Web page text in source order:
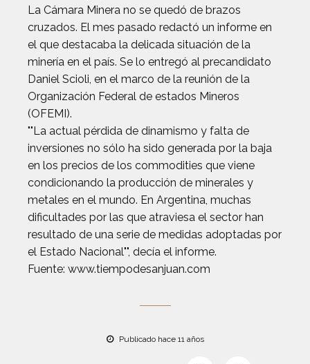
La Cámara Minera no se quedó de brazos
cruzados. El mes pasado redactó un informe en
el que destacaba la delicada situación de la
minería en el país. Se lo entregó al precandidato
Daniel Scioli, en el marco de la reunión de la
Organización Federal de estados Mineros
(OFEMI).
""La actual pérdida de dinamismo y falta de
inversiones no sólo ha sido generada por la baja
en los precios de los commodities que viene
condicionando la producción de minerales y
metales en el mundo. En Argentina, muchas
dificultades por las que atraviesa el sector han
resultado de una serie de medidas adoptadas por
el Estado Nacional"", decía el informe.
Fuente: www.tiempodesanjuan.com
Publicado hace 11 años